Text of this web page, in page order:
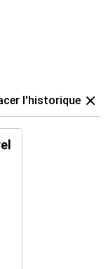
votre appareil
l'historique